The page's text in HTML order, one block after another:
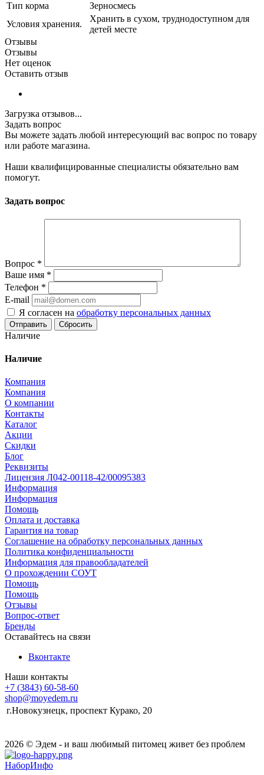
Тип корма
Зерносмесь
Условия хранения.
Хранить в сухом, труднодоступном для
детей месте
Отзывы
Отзывы
Нет оценок
Оставить отзыв
Загрузка отзывов...
Задать вопрос
Вы можете задать любой интересующий вас вопрос по товару
или работе магазина.
Наши квалифицированные специалисты обязательно вам
помогут.
Задать вопрос
Вопрос *
Ваше имя *
Телефон *
E-mail
Я согласен на обработку персональных данных
Сбросить
Наличие
Наличие
Компания
Компания
О компании
Контакты
Каталог
Акции
Скидки
Блог
Реквизиты
Лицензия Л042-00118-42/00095383
Информация
Информация
Помощь
Оплата и доставка
Гарантия на товар
Соглашение на обработку персональных данных
Политика конфиденциальности
Информация для правообладателей
О прохождении СОУТ
Помощь
Помощь
Отзывы
Вопрос-ответ
Бренды
Оставайтесь на связи
Вконтакте
Наши контакты
+7 (3843) 60-58-60
shop@moyedem.ru
г.Новокузнецк, проспект Курако, 20
2026 © Эдем - и ваш любимый питомец живет без проблем
НаборИнфо